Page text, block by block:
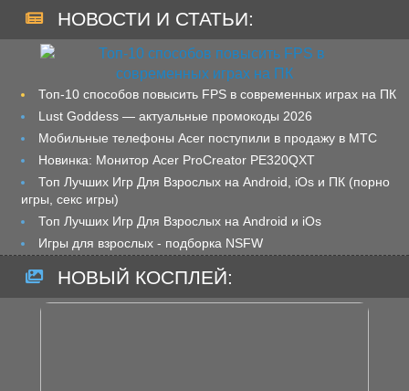
НОВОСТИ И СТАТЬИ:
Топ-10 способов повысить FPS в современных играх на ПК
Lust Goddess — актуальные промокоды 2026
Мобильные телефоны Acer поступили в продажу в МТС
Новинка: Монитор Acer ProCreator PE320QXT
Топ Лучших Игр Для Взрослых на Android, iOs и ПК (порно
игры, секс игры)
Топ Лучших Игр Для Взрослых на Android и iOs
Игры для взрослых - подборка NSFW
НОВЫЙ КОСПЛЕЙ: